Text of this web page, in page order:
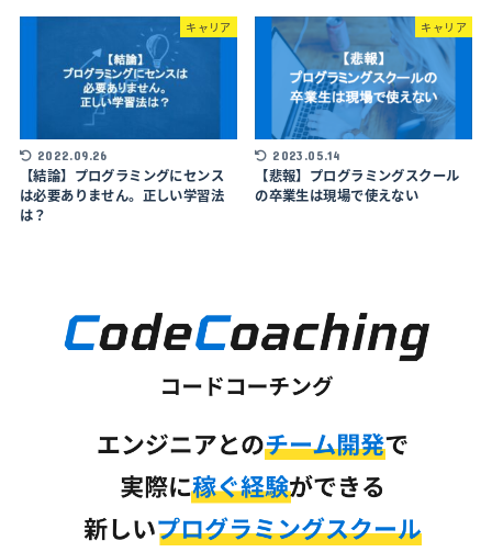
キャリア
2022.09.26
【結論】プログラミングにセンス
は必要ありません。正しい学習法
は？
キャリア
2023.05.14
【悲報】プログラミングスクール
の卒業生は現場で使えない